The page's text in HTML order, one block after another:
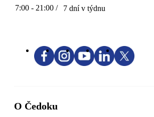
7:00 - 21:00 / 7 dní v týdnu
O Čedoku